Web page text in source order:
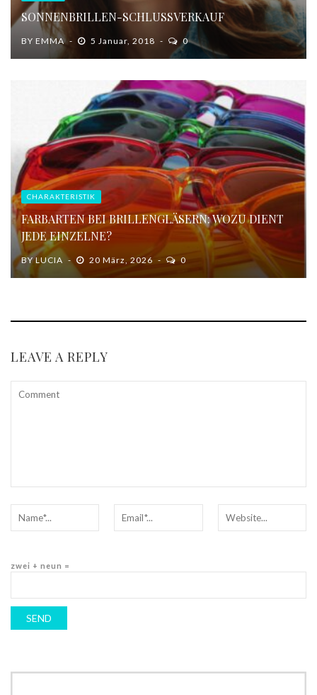
SONNENBRILLEN-SCHLUSSVERKAUF
BY EMMA 5 Januar, 2018 0
CHARAKTERISTIK
FARBARTEN BEI BRILLENGLÄSERN: WOZU DIENT
JEDE EINZELNE?
BYLUCIA 20 März, 2026 0
LEAVE A REPLY
zwei + neun =